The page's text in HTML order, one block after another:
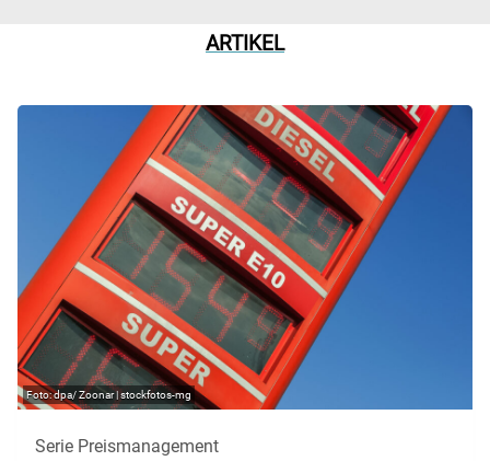
ARTIKEL
dpa/ Zoonar | stockfotos-mg
Serie Preismanagement